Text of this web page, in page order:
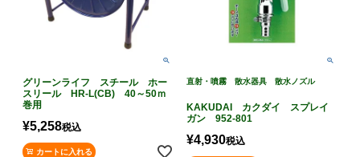
グリーンライフ スチール ホー
スリール HR-L(CB) 40～50ｍ
巻用
¥5,258税込
カートに入れる
直射・噴霧 散水器具 散水ノズル
KAKUDAI カクダイ スプレイ
ガン 952-801
¥4,930税込